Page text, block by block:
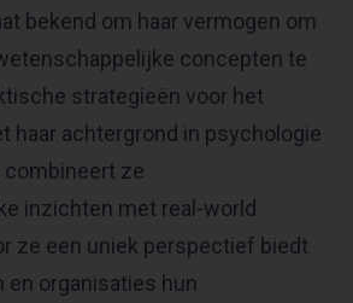
bekend om haar vermogen om
concepten te
strategieën voor het
haar achtergrond in psychologie
ze
inzichten met real-world
ze een uniek perspectief biedt
en organisaties hun